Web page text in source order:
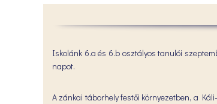
Iskolánk 6.a és 6.b osztályos tanulói
napot.
A zánkai táborhely festői környezetben, a